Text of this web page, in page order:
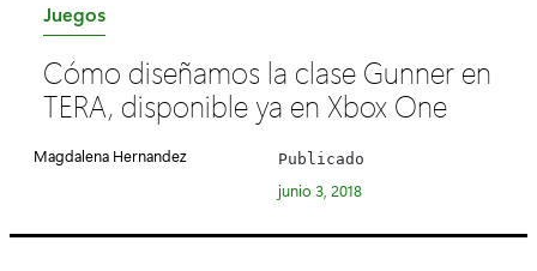
C
t
í
Juegos
Cómo diseñamos la clase Gunner en
TERA, disponible ya en Xbox One
Magdalena Hernandez Publicado
junio 3, 2018